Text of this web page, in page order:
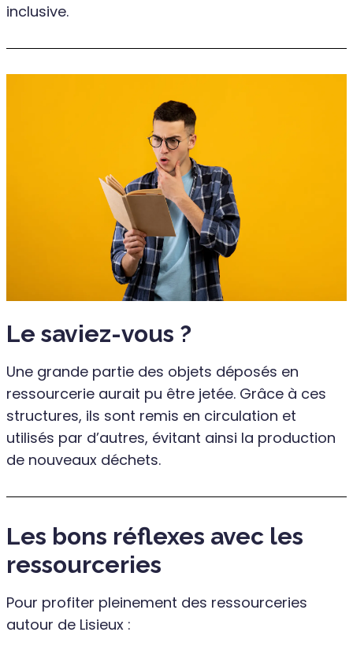
inclusive.
Le saviez-vous ?
Une grande partie des objets déposés en
ressourcerie aurait pu être jetée. Grâce à ces
structures, ils sont remis en circulation et
utilisés par d’autres, évitant ainsi la production
de nouveaux déchets.
Les bons réflexes avec les
ressourceries
Pour profiter pleinement des ressourceries
autour de Lisieux :